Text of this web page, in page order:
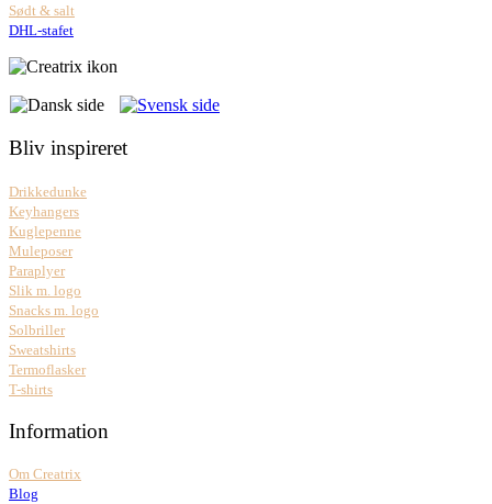
Sødt & salt
DHL-stafet
Bliv inspireret
Drikkedunke
Keyhangers
Kuglepenne
Muleposer
Paraplyer
Slik m. logo
Snacks m. logo
Solbriller
Sweatshirts
Termoflasker
T-shirts
Information
Om Creatrix
Blog